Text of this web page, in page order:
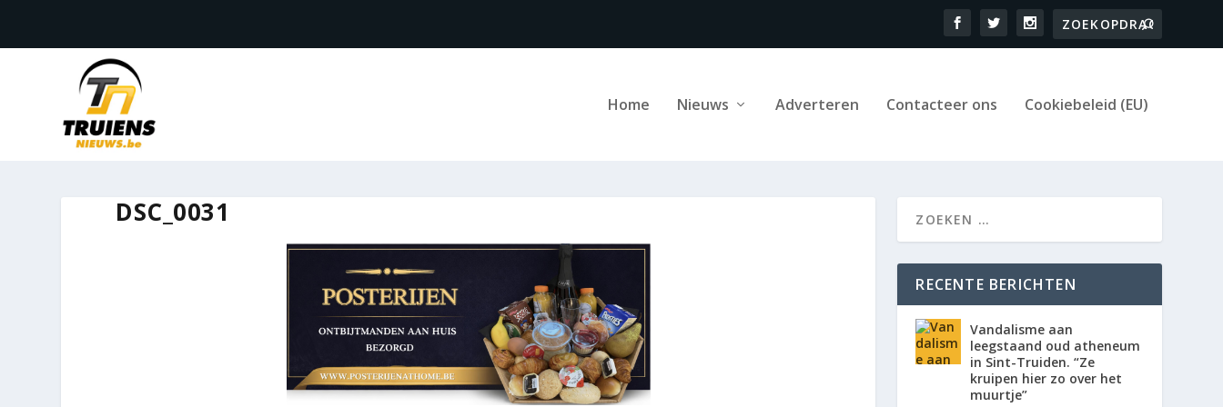
Home Nieuws Adverteren Contacteer ons Cookiebeleid (EU)
DSC_0031
RECENTE BERICHTEN
Vandalisme aan
leegstaand oud atheneum
in Sint-Truiden. “Ze
kruipen hier zo over het
muurtje”